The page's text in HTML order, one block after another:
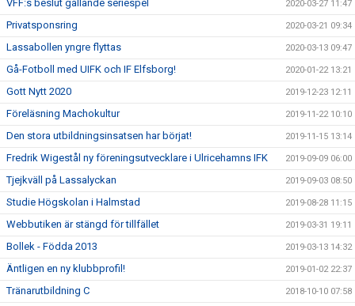
VFF:s beslut gällande seriespel 2020-03-27 11:47
Privatsponsring 2020-03-21 09:34
Lassabollen yngre flyttas 2020-03-13 09:47
Gå-Fotboll med UIFK och IF Elfsborg! 2020-01-22 13:21
Gott Nytt 2020 2019-12-23 12:11
Föreläsning Machokultur 2019-11-22 10:10
Den stora utbildningsinsatsen har börjat! 2019-11-15 13:14
Fredrik Wigestål ny föreningsutvecklare i Ulricehamns IFK 2019-09-09 06:00
Tjejkväll på Lassalyckan 2019-09-03 08:50
Studie Högskolan i Halmstad 2019-08-28 11:15
Webbutiken är stängd för tillfället 2019-03-31 19:11
Bollek - Födda 2013 2019-03-13 14:32
Äntligen en ny klubbprofil! 2019-01-02 22:37
Tränarutbildning C 2018-10-10 07:58